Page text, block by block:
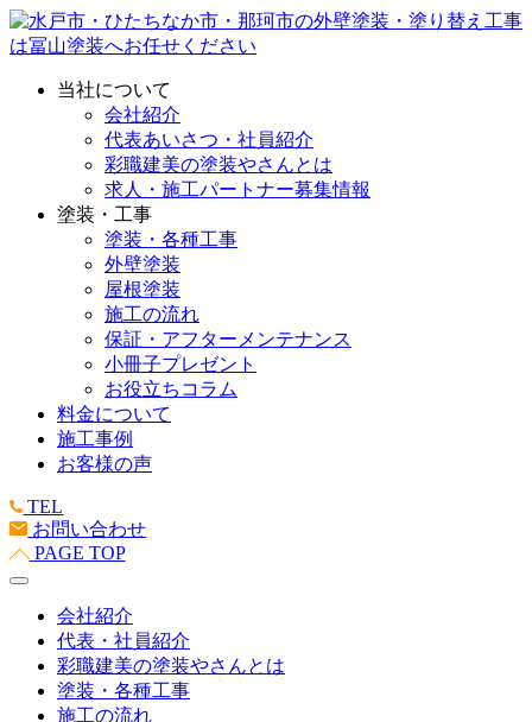
当社について
会社紹介
代表あいさつ・社員紹介
彩職建美の塗装やさんとは
求人・施工パートナー募集情報
塗装・工事
塗装・各種工事
外壁塗装
屋根塗装
施工の流れ
保証・アフターメンテナンス
小冊子プレゼント
お役立ちコラム
料金について
施工事例
お客様の声
TEL
お問い合わせ
PAGE TOP
会社紹介
代表・社員紹介
彩職建美の塗装やさんとは
塗装・各種工事
施工の流れ